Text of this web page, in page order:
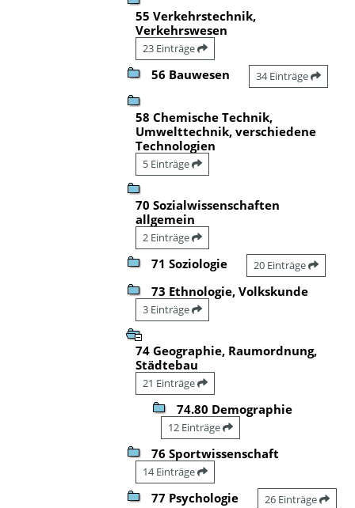
55 Verkehrstechnik,
Verkehrswesen
23 Einträge
56 Bauwesen 34 Einträge
58 Chemische Technik,
Umwelttechnik, verschiedene
Technologien
5 Einträge
70 Sozialwissenschaften
allgemein
2 Einträge
71 Soziologie 20 Einträge
73 Ethnologie, Volkskunde
3 Einträge
74 Geographie, Raumordnung,
Städtebau
21 Einträge
74.80 Demographie
12 Einträge
76 Sportwissenschaft
14 Einträge
77 Psychologie 26 Einträge